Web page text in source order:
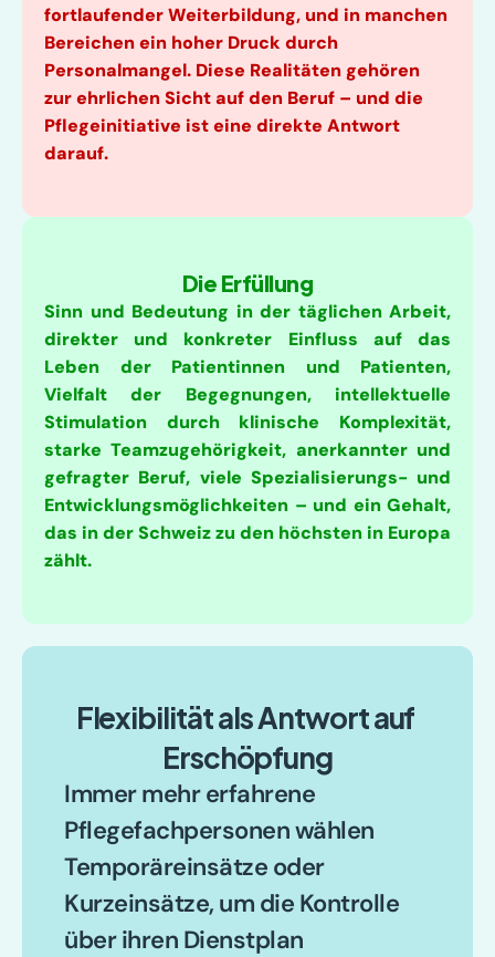
fortlaufender Weiterbildung, und in manchen
Bereichen ein hoher Druck durch
Personalmangel. Diese Realitäten gehören
zur ehrlichen Sicht auf den Beruf – und die
Pflegeinitiative ist eine direkte Antwort
darauf.
Die Erfüllung
Sinn und Bedeutung in der täglichen Arbeit,
direkter und konkreter Einfluss auf das
Leben der Patientinnen und Patienten,
Vielfalt der Begegnungen, intellektuelle
Stimulation durch klinische Komplexität,
starke Teamzugehörigkeit, anerkannter und
gefragter Beruf, viele Spezialisierungs- und
Entwicklungsmöglichkeiten – und ein Gehalt,
das in der Schweiz zu den höchsten in Europa
zählt.
Flexibilität als Antwort auf
Erschöpfung
Immer mehr erfahrene
Pflegefachpersonen wählen
Temporäreinsätze oder
Kurzeinsätze, um die Kontrolle
über ihren Dienstplan